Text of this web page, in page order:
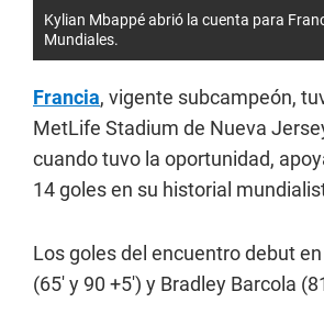
Kylian Mbappé abrió la cuenta para
Mundiales.
Francia, vigente subcampeón,
MetLife Stadium de Nueva
cuando tuvo la oportunidad,
14 goles en su historial
Los goles del encuentro debut en
(65' y 90 +5') y Bradley Barcola